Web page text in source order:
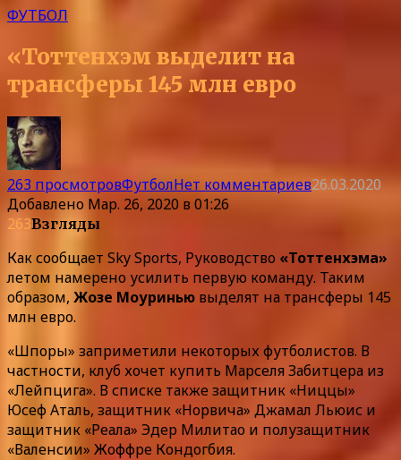
ФУТБОЛ
«Тоттенхэм выделит на
трансферы 145 млн евро
263 просмотровФутболНет комментариев26.03.2020
Добавлено Мар. 26, 2020 в 01:26
263Взгляды
Как сообщает Sky Sports, Руководство «Тоттенхэма»
летом намерено усилить первую команду. Таким
образом, Жозе Моуринью выделят на трансферы 145
млн евро.
«Шпоры» заприметили некоторых футболистов. В
частности, клуб хочет купить Марселя Забитцера из
«Лейпцига». В списке также защитник «Ниццы»
Юсеф Аталь, защитник «Норвича» Джамал Льюис и
защитник «Реала» Эдер Милитао и полузащитник
«Валенсии» Жоффре Кондогбия.